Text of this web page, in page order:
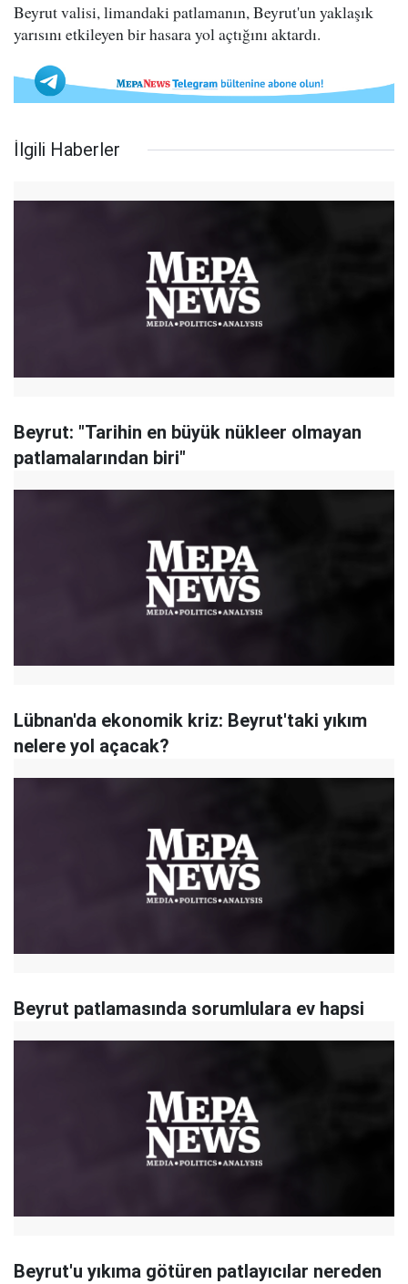
Beyrut valisi, limandaki patlamanın, Beyrut'un yaklaşık
yarısını etkileyen bir hasara yol açtığını aktardı.
İlgili Haberler
Beyrut: "Tarihin en büyük nükleer olmayan
patlamalarından biri"
Lübnan'da ekonomik kriz: Beyrut'taki yıkım
nelere yol açacak?
Beyrut patlamasında sorumlulara ev hapsi
Beyrut'u yıkıma götüren patlayıcılar nereden